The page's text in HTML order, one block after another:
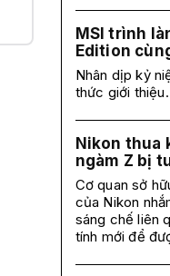
MSI trình
Edition
Nhân dịp kỷ
thức giới
Nikon thua
ngàm Z bị
Cơ quan sở
của Nikon
sáng chế liên
tính mới để